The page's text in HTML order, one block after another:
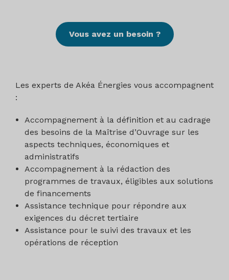
Vous avez un besoin ?
Les experts de Akéa Énergies vous accompagnent
:
Accompagnement à la définition et au cadrage
des besoins de la Maîtrise d’Ouvrage sur les
aspects techniques, économiques et
administratifs
Accompagnement à la rédaction des
programmes de travaux, éligibles aux solutions
de financements
Assistance technique pour répondre aux
exigences du décret tertiaire
Assistance pour le suivi des travaux et les
opérations de réception